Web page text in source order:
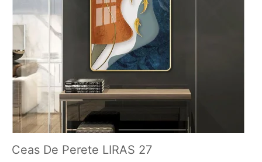
Ceas De Perete LIRAS 27